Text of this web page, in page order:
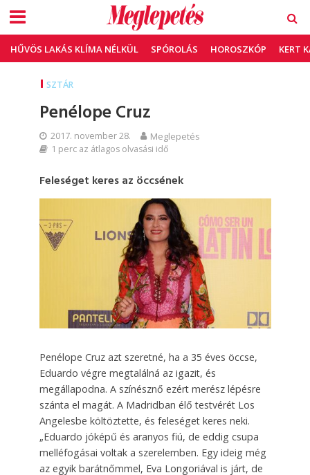
HŰVÖS LAKÁS KLÍMA NÉLKÜL SPÓROLÁS HOROSZKÓP KERT
SZTÁR
Penélope Cruz
2017. november 28. Meglepetés
1 perc az átlagos olvasási idő
Feleséget keres az öccsének
Penélope Cruz azt szeretné, ha a 35 éves öccse,
Eduardo végre megtalálná az igazit, és
megállapodna. A színésznő ezért merész lépésre
szánta el magát. A Madridban élő testvérét Los
Angelesbe költöztette, és feleséget keres neki.
„Eduardo jóképű és aranyos fiú, de eddig csupa
melléfogásai voltak a szerelemben. Egy ideig még
az egyik barátnőmmel, Eva Longoriával is járt, de